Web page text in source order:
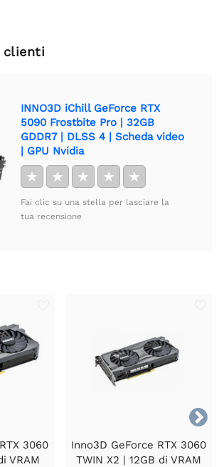
clienti
INNO3D iChill GeForce RTX
5090 Frostbite Pro | 32GB
GDDR7 | DLSS 4 | Scheda video
| GPU Nvidia
★ ★ ★ ★ ★
Fai clic su una stella per lasciare la
tua recensione

3060
VRAM
Inno3D GeForce RTX 3060
TWIN X2 | 12GB di VRAM